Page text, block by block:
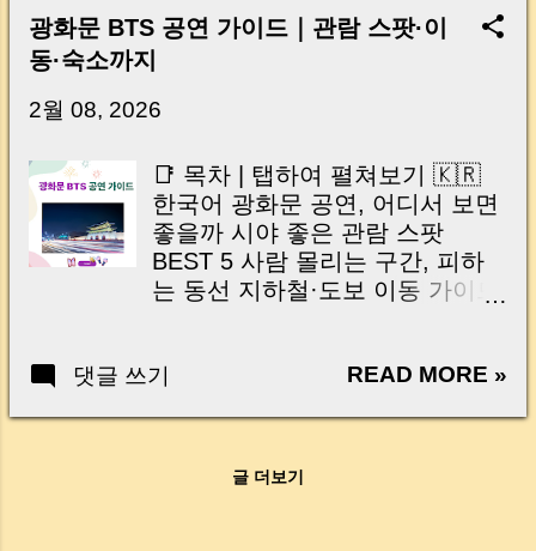
Key Takeaway 혹시 이런 생각 해보신 적 있으
신가요? “잔금일… 그냥 돈 보내고 끝나는 거 아
닌가요?” 하지만 현장에서 보면 전혀 그렇지 않
습니다. 잔금일은 ‘서류 몇 장 처리하는 날’이 아
이는 가장 긴장되는 순간 입니다. 실제로 제가
중개 현장에서 겪었던 일입니다. 금요일 오후 3
시, 이체 한도에 막혀 송금이 멈췄고 그 자리에
서 계약이 무산될 뻔한 아찔한 상황이 있었습니
다. 또 어떤 분은 이렇게 말씀하십니다. “내 대출
인데 왜 내 통장으로 안 들어오죠?” “매도인이 대
사실은 ‘구조’를 몰라서 생기는 걱정입니다. 그래
서 오늘은 잔금일에 실제로 돈이 어떻게 움직이
는지, 왜 사고가 나는지, 그리고 무엇을 꼭 준비
드리겠습니다. 이 글 하나만 제대로 이해하시면,
광화문 BTS 공연 가이드｜관람 스팟·이
동·숙소까지
2월 08, 2026
📑 목차 | 탭하여 펼쳐보기 🇰🇷
한국어 광화문 공연, 어디서 보면
좋을까 시야 좋은 관람 스팟
BEST 5 사람 몰리는 구간, 피하
는 동선 지하철·도보 이동 가이드
먹기 좋은 맛집 현장에서 꼭 지켜
the Gwanghwamun Performance
댓글 쓰기 READ MORE »
글 더보기